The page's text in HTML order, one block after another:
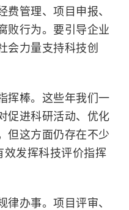
费管理、项目申报、
败行为。要引导企业
会力量支持科技创
棒。这些年我们一
促进科研活动、优化
但这方面仍存在不少
效发挥科技评价指挥
办事。项目评审、